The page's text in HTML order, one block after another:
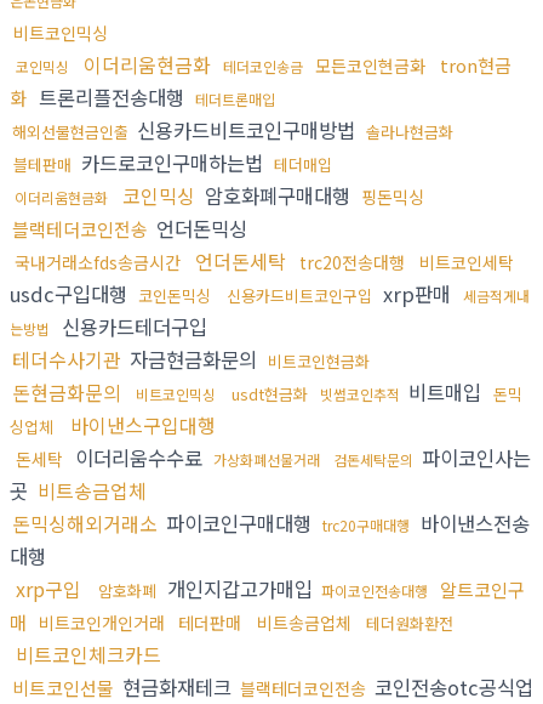
비트코인믹싱
코인믹싱 이더리움현금화 테더코인송금 모든코인현금화
tron현금
화 트론리플전송대행 테더트론매입
해외선물현금인출 신용카드비트코인구매방법 솔라나현금화
블테판매 카드로코인구매하는법 테더매입
이더리움현금화 코인믹싱 암호화폐구매대행 핑돈믹싱
블랙테더코인전송 언더돈믹싱
국내거래소fds송금시간 언더돈세탁 trc20전송대행 비트코인세탁
usdc구입대행 코인돈믹싱 신용카드비트코인구입 xrp판매
세금적게내
는방법
신용카드테더구입
테더수사기관 자금현금화문의 비트코인현금화
돈현금화문의 비트코인믹싱 usdt현금화 빗썸코인추적 비트매입
돈믹
싱업체
바이낸스구입대행
돈세탁 이더리움수수료 가상화폐선물거래 검돈세탁문의 파이코인사는
곳 비트송금업체
돈믹싱해외거래소 파이코인구매대행 trc20구매대행
바이낸스전송
대행
xrp구입
암호화폐 개인지갑고가매입 파이코인전송대행
알트코인구
매 비트코인개인거래 테더판매 비트송금업체 테더원화환전
비트코인체크카드
비트코인선물 현금화재테크 블랙테더코인전송 코인전송otc공식업